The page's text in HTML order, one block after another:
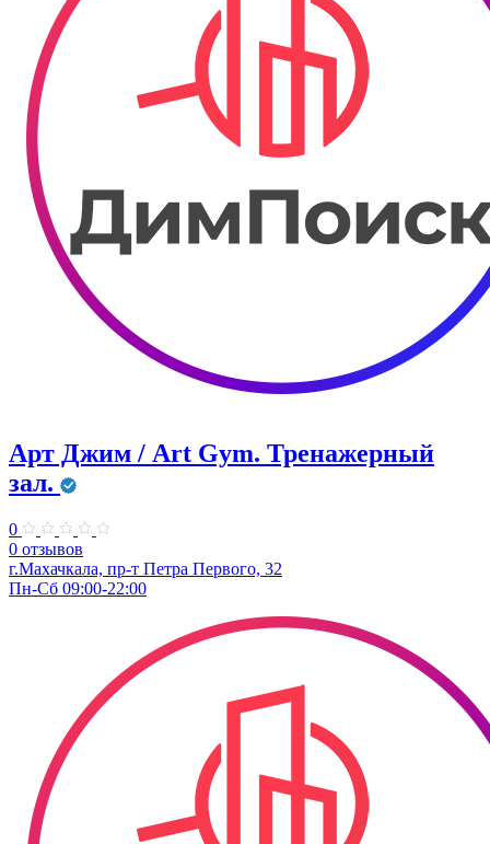
Арт Джим / Art Gym. Тренажерный
зал.
0
0 отзывов
г.Махачкала, ​пр-т Петра Первого, 32
Пн-Сб 09:00-22:00